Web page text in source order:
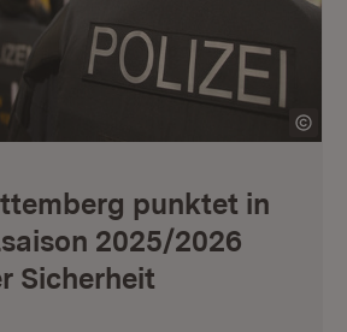
punktet in
2025/2026
Sicherheit